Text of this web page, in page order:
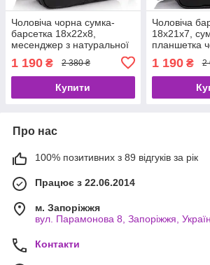
Чоловіча чорна сумка-
барсетка 18x22x8,
месенджер з натуральної
шкіри Tiding Bag M2237A
чорний
1 190 ₴ 2 380 ₴
Купити
Чоловіча
18х21х7,
планшетка
чорна
1 190₴ 2
Про нас
100% позитивних з 89 відгуків за рік
Працює з 22.06.2014
м. Запоріжжя
вул. Парамонова 8, Запоріжжя,
Контакти